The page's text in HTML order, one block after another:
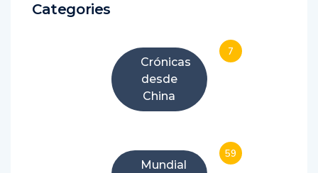
Categories
Crónicas
desde
China
7
Mundial
59